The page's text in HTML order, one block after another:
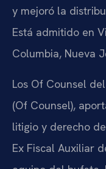
y mejoró la
Está admitido en
Columbia, Nueva
Los Of Counsel
(Of Counsel),
litigio y derecho
Ex Fiscal Auxiliar